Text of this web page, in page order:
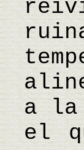
a la
el